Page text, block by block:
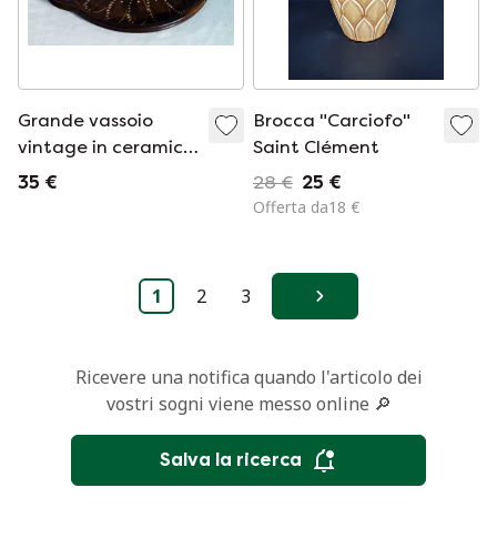
Grande vassoio
vintage in ceramica
smaltata
35 €
Brocca "Carciofo"
Saint Clément
28 € 25 €
Offerta da18 €
1 2 3 Avanti
Ricevere una notifica quando l'articolo dei
vostri sogni viene messo online 🔎
Salva la ricerca